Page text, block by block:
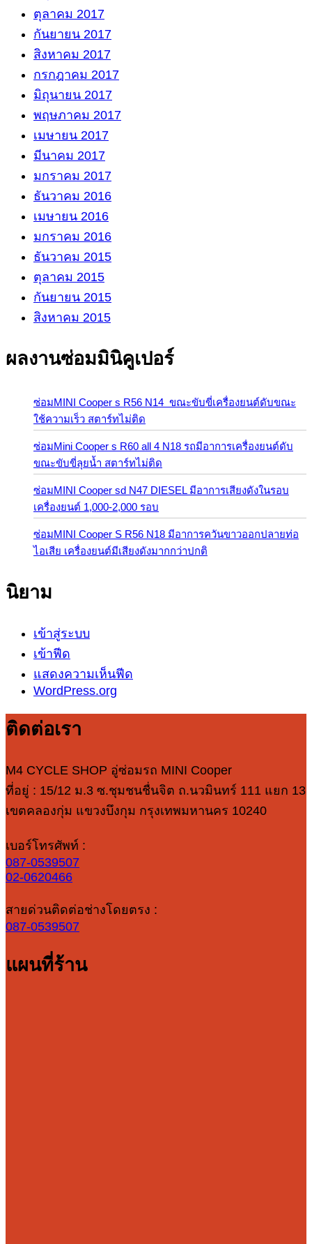
ตุลาคม 2017
กันยายน 2017
สิงหาคม 2017
กรกฎาคม 2017
มิถุนายน 2017
พฤษภาคม 2017
เมษายน 2017
มีนาคม 2017
มกราคม 2017
ธันวาคม 2016
เมษายน 2016
มกราคม 2016
ธันวาคม 2015
ตุลาคม 2015
กันยายน 2015
สิงหาคม 2015
ผลงานซ่อมมินิคูเปอร์
ซ่อมMINI Cooper s R56 N14 ขณะขับขี่เครื่องยนต์ดับขณะ
ใช้ความเร็ว สตาร์ทไม่ติด
ซ่อมMini Cooper s R60 all 4 N18 รถมีอาการเครื่องยนต์ดับ
ขณะขับขี่ลุยน้ำ สตาร์ทไม่ติด
ซ่อมMINI Cooper sd N47 DIESEL มีอาการเสียงดังในรอบ
เครื่องยนต์ 1,000-2,000 รอบ
ซ่อมMINI Cooper S R56 N18 มีอาการควันขาวออกปลายท่อ
ไอเสีย เครื่องยนต์มีเสียงดังมากกว่าปกติ
นิยาม
เข้าสู่ระบบ
เข้าฟีด
แสดงความเห็นฟีด
WordPress.org
ติดต่อเรา
M4 CYCLE SHOP อู่ซ่อมรถ MINI Cooper
ที่อยู่ : 15/12 ม.3 ซ.ชุมชนชื่นจิต ถ.นวมินทร์ 111 แยก 13
เขตคลองกุ่ม แขวงบึงกุม กรุงเทพมหานคร 10240
เบอร์โทรศัพท์ :
087-0539507
02-0620466
สายด่วนติดต่อช่างโดยตรง :
087-0539507
แผนที่ร้าน